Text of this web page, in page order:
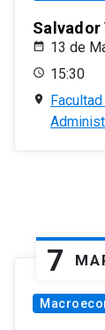
Salvador
13 de
15:30
7